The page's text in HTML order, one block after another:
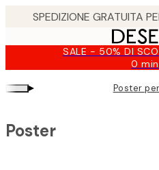
SALE - 50% DI
0 min
▸ Poster
Poster